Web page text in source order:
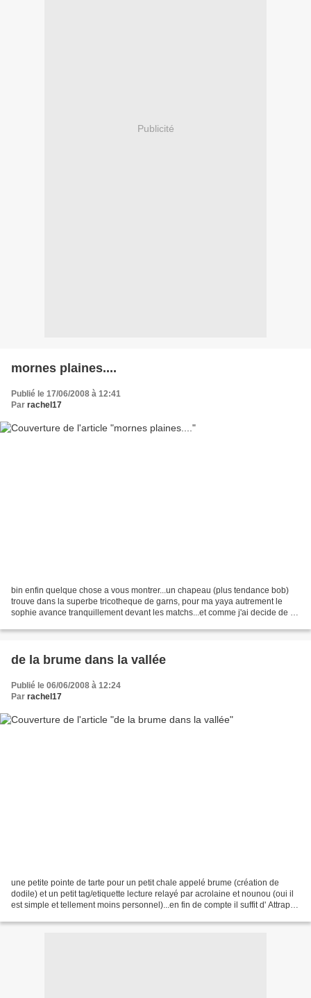
Publicité
mornes plaines....
Publié le 17/06/2008 à 12:41
Par rachel17
bin enfin quelque chose a vous montrer...un chapeau (plus tendance bob)
trouve dans la superbe tricotheque de garns, pour ma yaya autrement le
sophie avance tranquillement devant les matchs...et comme j'ai decide de le
de la brume dans la vallée
Publié le 06/06/2008 à 12:24
Par rachel17
une petite pointe de tarte pour un petit chale appelé brume (création de
dodile) et un petit tag/etiquette lecture relayé par acrolaine et nounou (oui il
est simple et tellement moins personnel)...en fin de compte il suffit d' Attraper